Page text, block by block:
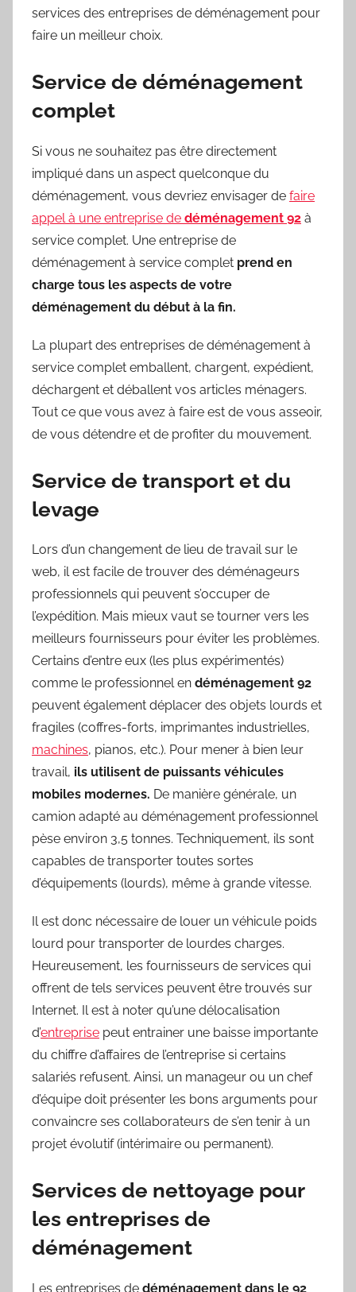
services des entreprises de déménagement pour
faire un meilleur choix.
Service de déménagement
complet
Si vous ne souhaitez pas être directement
impliqué dans un aspect quelconque du
déménagement, vous devriez envisager de faire
appel à une entreprise de déménagement 92 à
service complet. Une entreprise de
déménagement à service complet prend en
charge tous les aspects de votre
déménagement du début à la fin.
La plupart des entreprises de déménagement à
service complet emballent, chargent, expédient,
déchargent et déballent vos articles ménagers.
Tout ce que vous avez à faire est de vous asseoir,
de vous détendre et de profiter du mouvement.
Service de transport et du
levage
Lors d’un changement de lieu de travail sur le
web, il est facile de trouver des déménageurs
professionnels qui peuvent s’occuper de
l’expédition. Mais mieux vaut se tourner vers les
meilleurs fournisseurs pour éviter les problèmes.
Certains d’entre eux (les plus expérimentés)
comme le professionnel en déménagement 92
peuvent également déplacer des objets lourds et
fragiles (coffres-forts, imprimantes industrielles,
machines, pianos, etc.). Pour mener à bien leur
travail, ils utilisent de puissants véhicules
mobiles modernes. De manière générale, un
camion adapté au déménagement professionnel
pèse environ 3,5 tonnes. Techniquement, ils sont
capables de transporter toutes sortes
d’équipements (lourds), même à grande vitesse.
Il est donc nécessaire de louer un véhicule poids
lourd pour transporter de lourdes charges.
Heureusement, les fournisseurs de services qui
offrent de tels services peuvent être trouvés sur
Internet. Il est à noter qu’une délocalisation
d’entreprise peut entrainer une baisse importante
du chiffre d’affaires de l’entreprise si certains
salariés refusent. Ainsi, un manageur ou un chef
d’équipe doit présenter les bons arguments pour
convaincre ses collaborateurs de s’en tenir à un
projet évolutif (intérimaire ou permanent).
Services de nettoyage pour
les entreprises de
déménagement
Les entreprises de déménagement dans le 92